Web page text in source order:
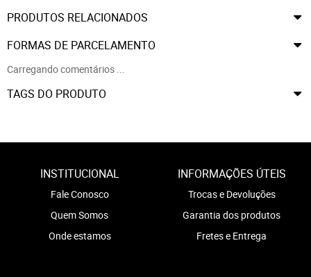
PRODUTOS RELACIONADOS
FORMAS DE PARCELAMENTO
Carregando comentários ...
TAGS DO PRODUTO
INSTITUCIONAL
Fale Conosco
Quem Somos
Onde estamos
INFORMAÇÕES ÚTEIS
Trocas e Devoluções
Garantia dos produtos
Fretes e Entrega